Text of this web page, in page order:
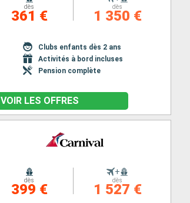
dès
361 €
dès
1 350 €
Clubs enfants dès 2 ans
Activités à bord incluses
Pension complète
VOIR LES OFFRES
dès
399 €
+
dès
1 527 €